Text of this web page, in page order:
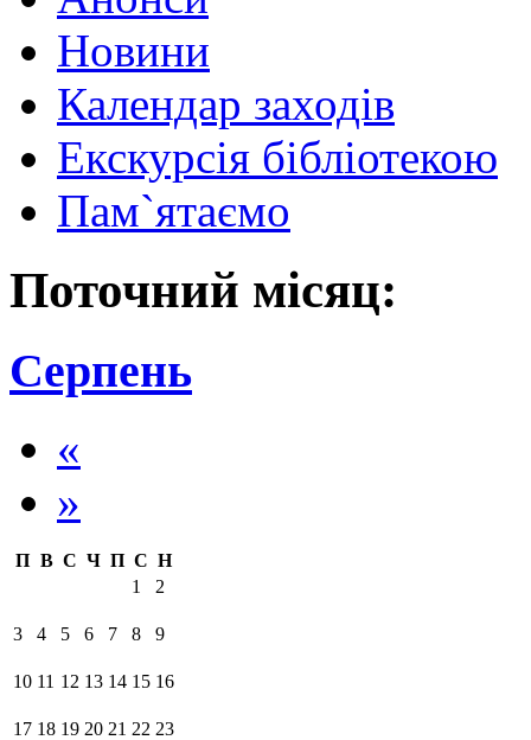
Новини
Календар заходів
Екскурсія бібліотекою
Пам`ятаємо
Поточний місяц:
Серпень
«
»
П В С Ч П С Н
1
2
3 4 5 6 7 8 9
10 11 12 13 14 15 16
17 18 19 20 21 22 23